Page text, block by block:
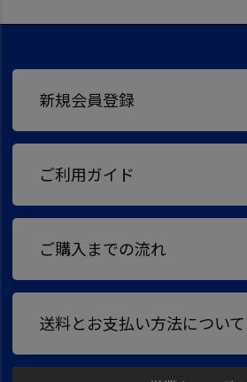
新規会員登録
ご利用ガイド
ご購入までの流れ
送料とお支払い方法について